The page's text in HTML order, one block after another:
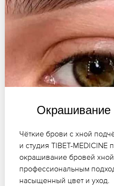
Окрашивание
Чёткие брови с хной
и студия TIBET-MEDICINE
окрашивание бровей
профессиональным
насыщенный цвет и уход.